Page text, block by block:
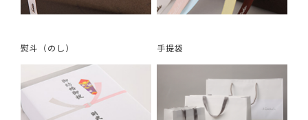
熨斗（のし） 手提袋